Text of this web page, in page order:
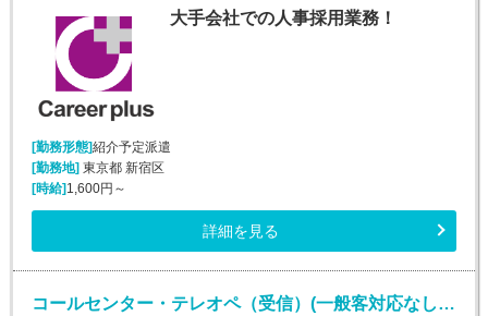
大手会社での人事採用業務！
[勤務形態]紹介予定派遣
[勤務地] 東京都 新宿区
[時給] 1,600円～
詳細を見る
コールセンター・テレオペ（受信）(一般客対応なしの保険代理店カスタマーサポート)